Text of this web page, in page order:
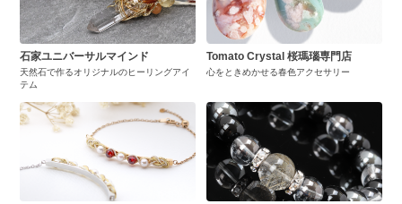
石家ユニバーサルマインド
天然石で作るオリジナルのヒーリングアイ
テム
Tomato Crystal 桜瑪瑙専門店
心をときめかせる春色アクセサリー